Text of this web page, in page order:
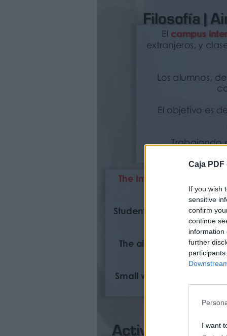
Caja PDF
If you wish
sensitive
confirm
continue
information
further
I want
Small work groups (maximum 10
progress and effectively assess the
Clase de Inglés, Francés, Alemán o
Deportes: gimnasia, voley-playa, mate,
Talleres temáticos: murales, caretas,
English, French, German or Spanish
Sports: Outdoor gym, beach
Themed workshops: murals, masks,
Board games, debates.
Campamento internacional de verano
Para los más pequeños, iniciación
relacionadas con el mundo más
Para los adolescentes, hábito al uso
Desde una metodología comunicativa,
a través de conversaciones dinámicas y
For the little ones: introduction to
to their age.
For teens: English practice in common
We implement communicative
dynamic and fun conversation topics.
* de 8.00h a 9.00h: Aula Matinal (+3€ por